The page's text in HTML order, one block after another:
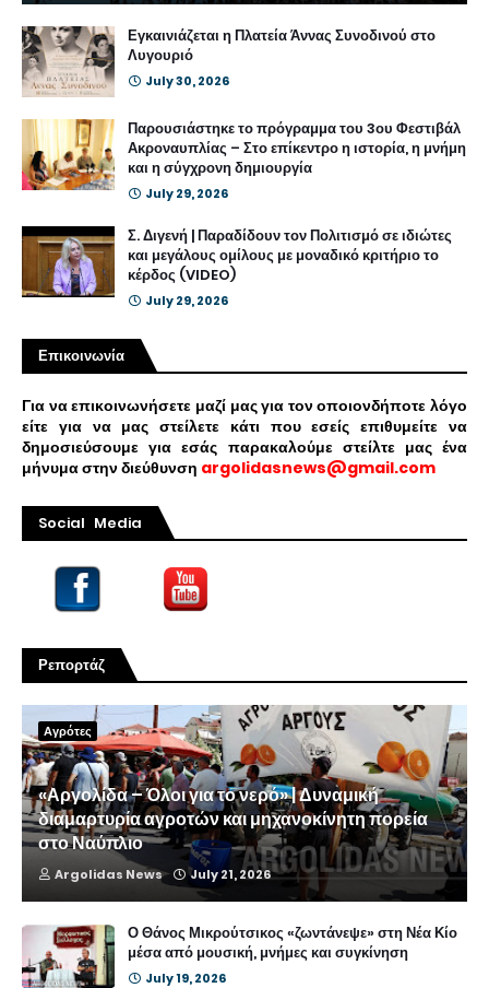
Εγκαινιάζεται η Πλατεία Άννας Συνοδινού στο
Λυγουριό
July 30, 2026
Παρουσιάστηκε το πρόγραμμα του 3ου Φεστιβάλ
Ακροναυπλίας – Στο επίκεντρο η ιστορία, η μνήμη
και η σύγχρονη δημιουργία
July 29, 2026
Σ. Διγενή | Παραδίδουν τον Πολιτισμό σε ιδιώτες
και μεγάλους ομίλους με μοναδικό κριτήριο το
κέρδος (VIDEO)
July 29, 2026
Επικοινωνία
Για να επικοινωνήσετε μαζί μας για τον οποιονδήποτε λόγο
είτε για να μας στείλετε κάτι που εσείς επιθυμείτε να
δημοσιεύσουμε για εσάς παρακαλούμε στείλτε μας ένα
μήνυμα στην διεύθυνση argolidasnews@gmail.com
Social Media
Ρεπορτάζ
Αγρότες
«Αργολίδα – Όλοι για το νερό» | Δυναμική
διαμαρτυρία αγροτών και μηχανοκίνητη πορεία
στο Ναύπλιο
Argolidas News July 21, 2026
Ο Θάνος Μικρούτσικος «ζωντάνεψε» στη Νέα Κίο
μέσα από μουσική, μνήμες και συγκίνηση
July 19, 2026